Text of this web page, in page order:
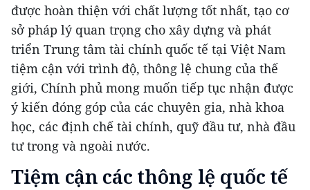
được hoàn thiện với chất lượng tốt nhất, tạo cơ
sở pháp lý quan trọng cho xây dựng và phát
triển Trung tâm tài chính quốc tế tại Việt Nam
tiệm cận với trình độ, thông lệ chung của thế
giới, Chính phủ mong muốn tiếp tục nhận được
ý kiến đóng góp của các chuyên gia, nhà khoa
học, các định chế tài chính, quỹ đầu tư, nhà đầu
tư trong và ngoài nước.
Tiệm cận các thông lệ quốc tế